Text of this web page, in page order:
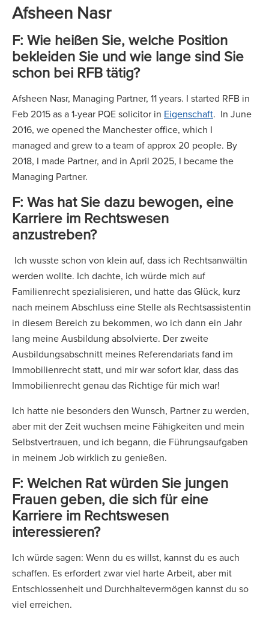
Afsheen Nasr
F: Wie heißen Sie, welche Position
bekleiden Sie und wie lange sind Sie
schon bei RFB tätig?
Afsheen Nasr, Managing Partner, 11 years. I started RFB in
Feb 2015 as a 1-year PQE solicitor in Eigenschaft. In June
2016, we opened the Manchester office, which I
managed and grew to a team of approx 20 people. By
2018, I made Partner, and in April 2025, I became the
Managing Partner.
F: Was hat Sie dazu bewogen, eine
Karriere im Rechtswesen
anzustreben?
Ich wusste schon von klein auf, dass ich Rechtsanwältin
werden wollte. Ich dachte, ich würde mich auf
Familienrecht spezialisieren, und hatte das Glück, kurz
nach meinem Abschluss eine Stelle als Rechtsassistentin
in diesem Bereich zu bekommen, wo ich dann ein Jahr
lang meine Ausbildung absolvierte. Der zweite
Ausbildungsabschnitt meines Referendariats fand im
Immobilienrecht statt, und mir war sofort klar, dass das
Immobilienrecht genau das Richtige für mich war!
Ich hatte nie besonders den Wunsch, Partner zu werden,
aber mit der Zeit wuchsen meine Fähigkeiten und mein
Selbstvertrauen, und ich begann, die Führungsaufgaben
in meinem Job wirklich zu genießen.
F: Welchen Rat würden Sie jungen
Frauen geben, die sich für eine
Karriere im Rechtswesen
interessieren?
Ich würde sagen: Wenn du es willst, kannst du es auch
schaffen. Es erfordert zwar viel harte Arbeit, aber mit
Entschlossenheit und Durchhaltevermögen kannst du so
viel erreichen.